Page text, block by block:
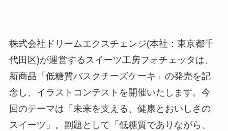
株式会社ドリームエクスチェンジ(本社：東京都千
代田区)が運営するスイーツ工房フォチェッタは、
新商品「低糖質バスクチーズケーキ」の発売を記
念し、イラストコンテストを開催いたします。今
回のテーマは「未来を支える、健康とおいしさの
スイーツ」。副題として「低糖質でありながら、